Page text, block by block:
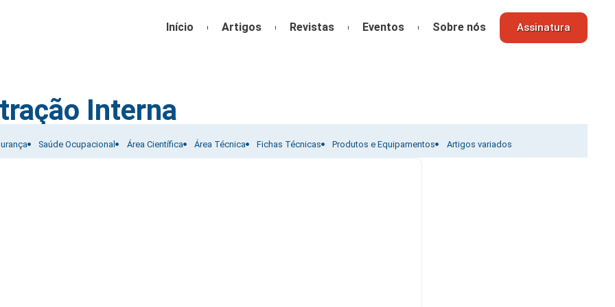
Início Artigos Revistas Eventos Sobre nós Assinatura
Interna
Saúde Ocupacional Área Científica Área Técnica Fichas Técnicas Produtos e Equipamentos Artigos variados